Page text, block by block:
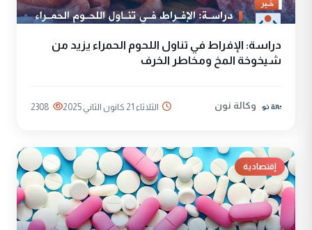
دراسة: الإفراط في تناول اللحوم الحمراء يزيد من
شيخوخة المخ ومخاطر الخرف
وكالة نون الثلاثاء 21 كانون الثاني 2025 2308
إقتصادية